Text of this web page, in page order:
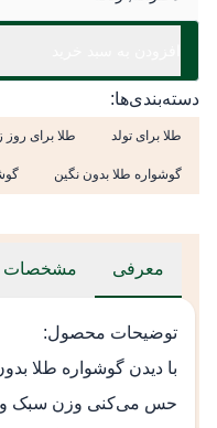
دسته‌بندی‌ها:
طلا برای تولد طلا برای روز
گوشواره طلا بدون نگین
معرفی مشخصات
توضیحات محصول:
با دیدن گوشواره طلا
حس می‌کنی وزن سبک و